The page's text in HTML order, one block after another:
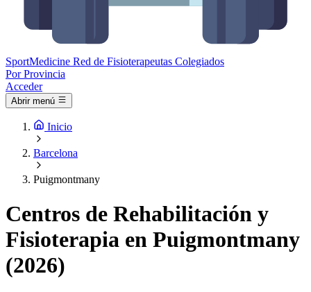
SportMedicine Red de Fisioterapeutas Colegiados
Por Provincia
Acceder
Abrir menú
Inicio
Barcelona
Puigmontmany
Centros de Rehabilitación y
Fisioterapia en Puigmontmany
(2026)